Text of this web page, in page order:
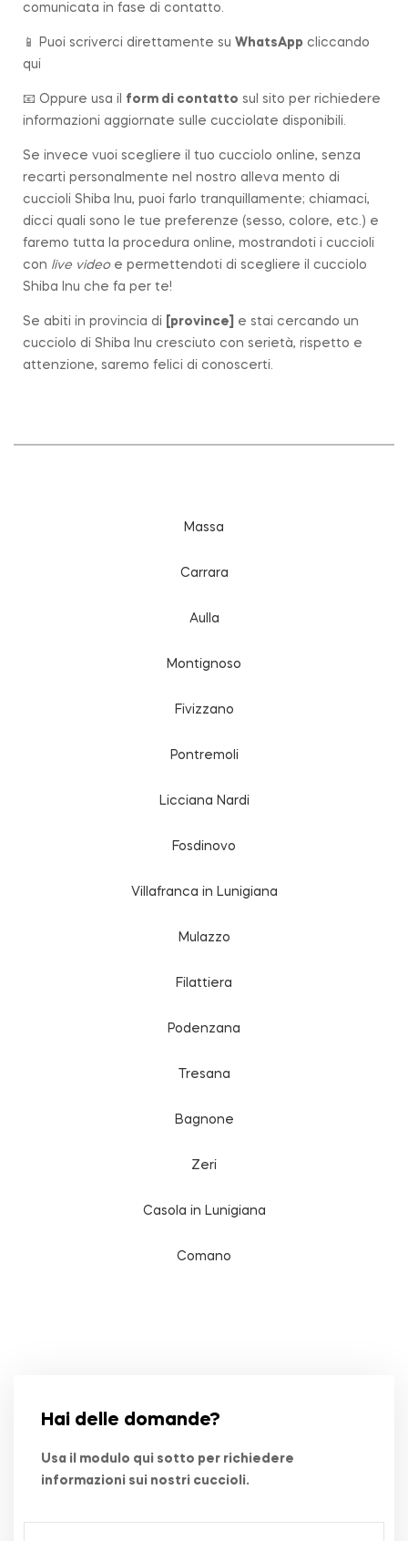
comunicata in fase di contatto.
📱 Puoi scriverci direttamente su WhatsApp cliccando
qui
📧 Oppure usa il form di contatto sul sito per richiedere
informazioni aggiornate sulle cucciolate disponibili.
Se invece vuoi scegliere il tuo cucciolo online, senza
recarti personalmente nel nostro alleva mento di
cuccioli Shiba Inu, puoi farlo tranquillamente; chiamaci,
dicci quali sono le tue preferenze (sesso, colore, etc.) e
faremo tutta la procedura online, mostrandoti i cuccioli
con live videoe permettendoti di scegliere il cucciolo
Shiba Inu che fa per te!
Se abiti in provincia di [province] e stai cercando un
cucciolo di Shiba Inu cresciuto con serietà, rispetto e
attenzione, saremo felici di conoscerti.
Massa
Carrara
Aulla
Montignoso
Fivizzano
Pontremoli
Licciana Nardi
Fosdinovo
Villafranca in Lunigiana
Mulazzo
Filattiera
Podenzana
Tresana
Bagnone
Zeri
Casola in Lunigiana
Comano
Hai delle domande?
Usa il modulo qui sotto per richiedere
informazioni sui nostri cuccioli.